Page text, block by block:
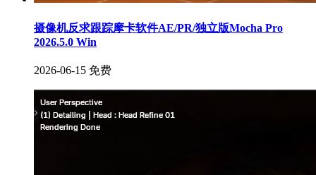
摄像机反求跟踪摩卡软件AE/PR/独立版Mocha Pro
2026.5.0 Win
2026-06-15 免费